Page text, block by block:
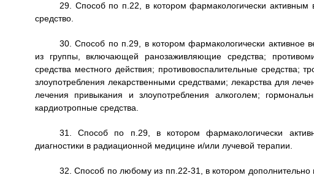
29. Способ по п.22, в котором фармакологически активным
средство.
30. Способ по п.29, в котором фармакологически активное
из группы, включающей ранозаживляющие средства;
средства местного действия; противовоспалительные средства;
злоупотребления лекарственными средствами; лекарства для
лечения привыкания и злоупотребления алкоголем;
кардиотропные средства.
31. Способ по п.29, в котором фармакологически
диагностики в радиационной медицине и/или лучевой терапии.
32. Способ по любому из пп.22-31, в котором дополнительно